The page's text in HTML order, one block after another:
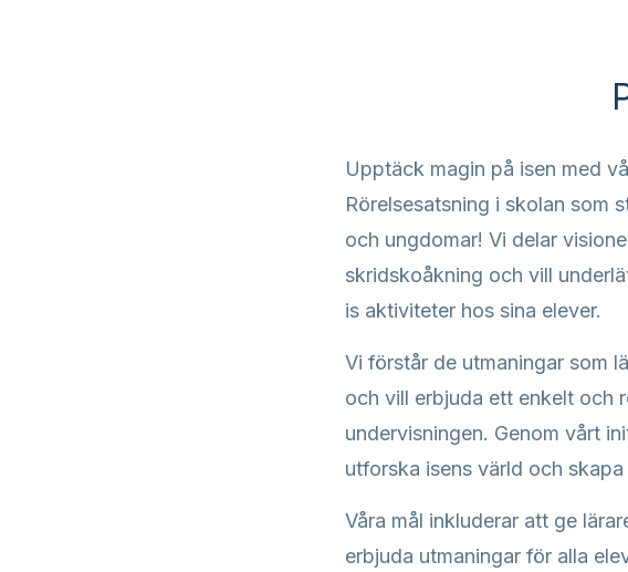
Upptäck magin på isen med
Rörelsesatsning i skolan som
och ungdomar! Vi delar
skridskoåkning och vill
is aktiviteter hos sina elever.
Vi förstår de utmaningar som
och vill erbjuda ett enkelt och
undervisningen. Genom vårt
utforska isens värld och
Våra mål inkluderar att ge
erbjuda utmaningar för alla